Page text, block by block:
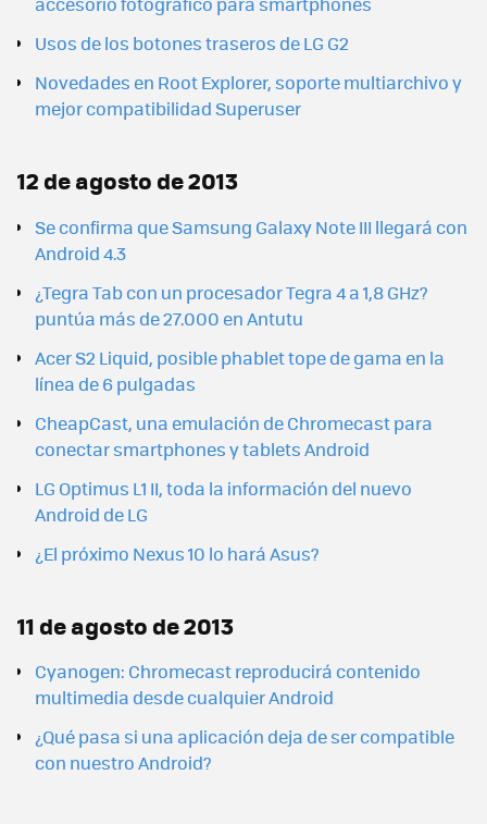
Usos de los botones traseros de LG G2
Novedades en Root Explorer, soporte multiarchivo y
mejor compatibilidad Superuser
12 de agosto de 2013
Se confirma que Samsung Galaxy Note III llegará con
Android 4.3
¿Tegra Tab con un procesador Tegra 4 a 1,8 GHz?
puntúa más de 27.000 en Antutu
Acer S2 Liquid, posible phablet tope de gama en la
línea de 6 pulgadas
CheapCast, una emulación de Chromecast para
conectar smartphones y tablets Android
LG Optimus L1 II, toda la información del nuevo
Android de LG
¿El próximo Nexus 10 lo hará Asus?
11 de agosto de 2013
Cyanogen: Chromecast reproducirá contenido
multimedia desde cualquier Android
¿Qué pasa si una aplicación deja de ser compatible
con nuestro Android?